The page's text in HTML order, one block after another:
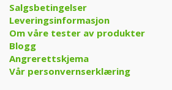
Salgsbetingelser
Leveringsinformasjon
Om våre tester av produkter
Blogg
Angrerettskjema
Vår personvernserklæring